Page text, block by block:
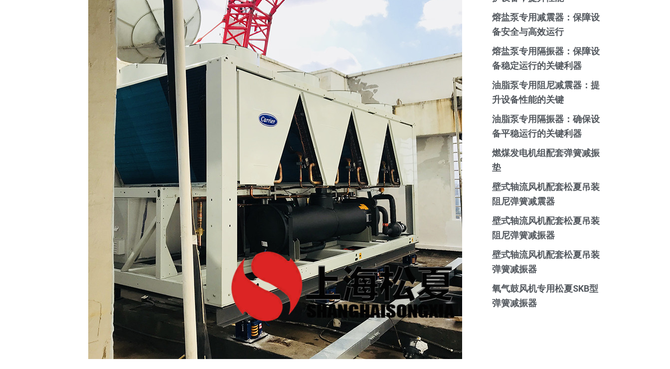
熔盐泵专用减震器：保障设
备安全与高效运行
熔盐泵专用隔振器：保障设
备稳定运行的关键利器
油脂泵专用阻尼减震器：提
升设备性能的关键
油脂泵专用隔振器：确保设
备平稳运行的关键利器
燃煤发电机组配套弹簧减振
垫
壁式轴流风机配套松夏吊装
阻尼弹簧减震器
壁式轴流风机配套松夏吊装
阻尼弹簧减振器
壁式轴流风机配套松夏吊装
弹簧减振器
氧气鼓风机专用松夏SKB型
弹簧减振器